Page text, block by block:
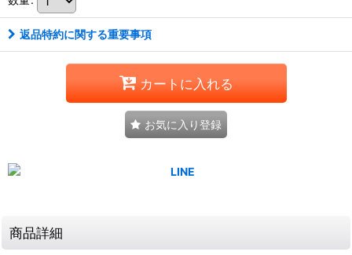
返品特約に関する重要事項
カートに入れる
お気に入り登録
商品詳細